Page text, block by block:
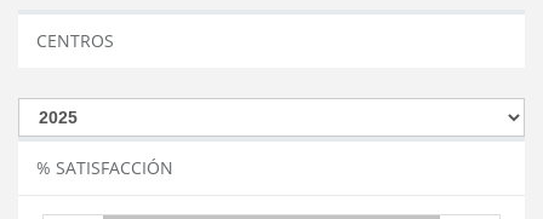
CENTROS
% SATISFACCIÓN